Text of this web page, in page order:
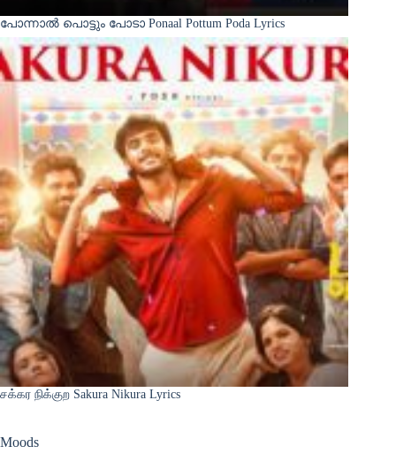
പോന്നാൽ പൊട്ടും പോടാ Ponaal Pottum Poda Lyrics
சக்கர நிக்குற Sakura Nikura Lyrics
Moods